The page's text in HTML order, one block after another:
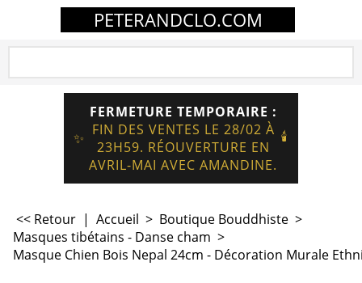
PETERANDCLO.COM
✨
FERMETURE TEMPORAIRE :
FIN DES VENTES LE 28/02 À
23H59. RÉOUVERTURE EN
AVRIL-MAI AVEC AMANDINE.
🕯️
<< Retour | Accueil > Boutique Bouddhiste >
Masques tibétains - Danse cham >
Masque Chien Bois Nepal 24cm - Décoration Murale